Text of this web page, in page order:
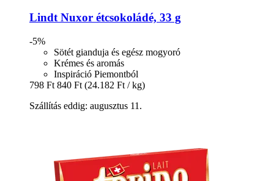
LindtNuxor étcsokoládé, 33 g
-5%
Sötét gianduja és egész mogyoró
Krémes és aromás
Inspiráció Piemontból
798 Ft 840 Ft (24.182 Ft / kg)
Szállítás eddig: augusztus 11.